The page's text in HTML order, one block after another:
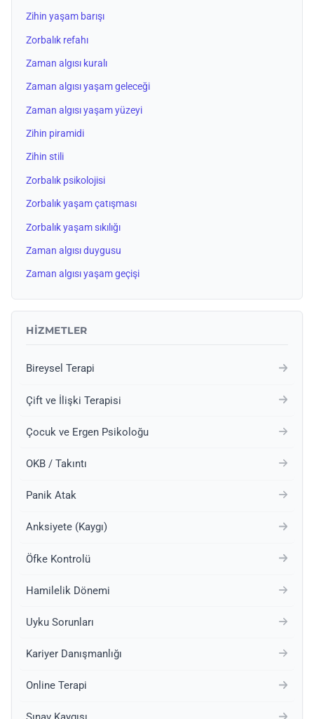
Zihin yaşam barışı
Zorbalık refahı
Zaman algısı kuralı
Zaman algısı yaşam geleceği
Zaman algısı yaşam yüzeyi
Zihin piramidi
Zihin stili
Zorbalık psikolojisi
Zorbalık yaşam çatışması
Zorbalık yaşam sıkılığı
Zaman algısı duygusu
Zaman algısı yaşam geçişi
HIZMETLER
Bireysel Terapi
Çift ve İlişki Terapisi
Çocuk ve Ergen Psikoloğu
OKB / Takıntı
Panik Atak
Anksiyete (Kaygı)
Öfke Kontrolü
Hamilelik Dönemi
Uyku Sorunları
Kariyer Danışmanlığı
Online Terapi